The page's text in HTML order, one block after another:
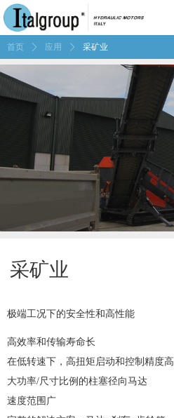
首页 ꄲ 应用 ꄲ 采矿业
采矿业
极端工况下的安全性和高性能
高效率和传输寿命长
在低转速下，高扭矩启动和控制精度高
大功率/尺寸比例的柱塞径向马达
速度范围广